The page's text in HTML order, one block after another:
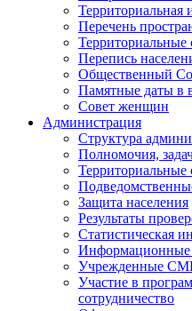
Территориальная
Перечень
Территориальные
Перепись
Общественный
Памятные даты в
Совет женщин
Администрация
Структура
Полномочия,
Территориальные
Защита населения
Результаты
Статистическая
Информационные
Учрежденные
Участие в
сотрудничество